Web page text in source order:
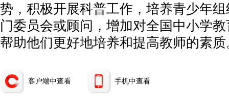
势，积极开展科普工作，培养青少年
门委员会或顾问，增加对全国中小学
帮助他们更好地培养和提高教师的素质
客户端中查看 手机中查看